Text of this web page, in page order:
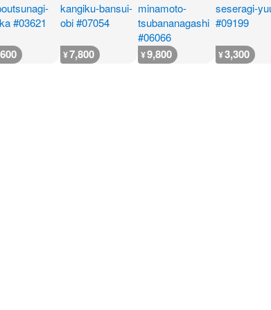
¥7,800 ¥9,800 ¥3,300